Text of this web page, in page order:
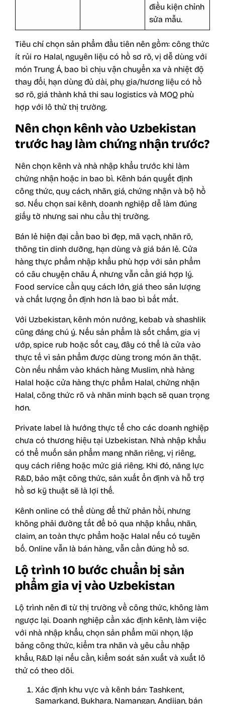
điều kiện chỉnh
sửa mẫu.
Tiêu chí chọn sản phẩm đầu tiên nên gồm: công thức
ít rủi ro Halal, nguyên liệu có hồ sơ rõ, vị dễ dùng với
món Trung Á, bao bì chịu vận chuyển xa và nhiệt độ
thay đổi, hạn dùng đủ dài, phụ gia/hương liệu có hồ
sơ rõ, giá thành khả thi sau logistics và MOQ phù
hợp với lô thử thị trường.
Nên chọn kênh vào Uzbekistan
trước hay làm chứng nhận trước?
Nên chọn kênh và nhà nhập khẩu trước khi làm
chứng nhận hoặc in bao bì. Kênh bán quyết định
công thức, quy cách, nhãn, giá, chứng nhận và bộ hồ
sơ. Nếu chọn sai kênh, doanh nghiệp dễ làm đúng
giấy tờ nhưng sai nhu cầu thị trường.
Bán lẻ hiện đại cần bao bì đẹp, mã vạch, nhãn rõ,
thông tin dinh dưỡng, hạn dùng và giá bán lẻ. Cửa
hàng thực phẩm nhập khẩu phù hợp với sản phẩm
có câu chuyện châu Á, nhưng vẫn cần giá hợp lý.
Food service cần quy cách lớn, giá theo sản lượng
và chất lượng ổn định hơn là bao bì bắt mắt.
Với Uzbekistan, kênh món nướng, kebab và shashlik
cũng đáng chú ý. Nếu sản phẩm là sốt chấm, gia vị
ướp, spice rub hoặc sốt cay, đây có thể là cửa vào
thực tế vì sản phẩm được dùng trong món ăn thật.
Còn nếu nhắm vào khách hàng Muslim, nhà hàng
Halal hoặc cửa hàng thực phẩm Halal, chứng nhận
Halal, công thức rõ và nhãn minh bạch sẽ quan trọng
hơn.
Private label là hướng thực tế cho các doanh nghiệp
chưa có thương hiệu tại Uzbekistan. Nhà nhập khẩu
có thể muốn sản phẩm mang nhãn riêng, vị riêng,
quy cách riêng hoặc mức giá riêng. Khi đó, năng lực
R&D, bảo mật công thức, sản xuất ổn định và hỗ trợ
hồ sơ kỹ thuật sẽ là lợi thế.
Kênh online có thể dùng để thử phản hồi, nhưng
không phải đường tắt để bỏ qua nhập khẩu, nhãn,
claim, an toàn thực phẩm hoặc Halal nếu có tuyên
bố. Online vẫn là bán hàng, vẫn cần đúng hồ sơ.
Lộ trình 10 bước chuẩn bị sản
phẩm gia vị vào Uzbekistan
Lộ trình nên đi từ thị trường về công thức, không làm
ngược lại. Doanh nghiệp cần xác định kênh, làm việc
với nhà nhập khẩu, chọn sản phẩm mũi nhọn, lập
bảng công thức, kiểm tra nhãn và yêu cầu nhập
khẩu, R&D lại nếu cần, kiểm soát sản xuất và xuất lô
thử có theo dõi.
Xác định khu vực và kênh bán: Tashkent,
Samarkand, Bukhara, Namangan, Andijan, bán